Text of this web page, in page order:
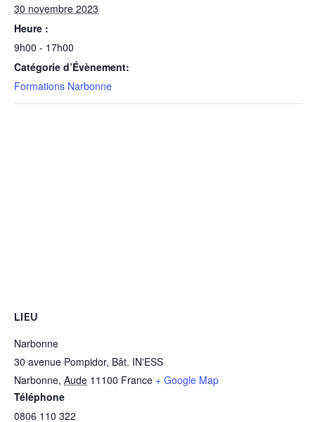
30 novembre 2023
Heure :
9h00 - 17h00
Catégorie d’Évènement:
Formations Narbonne
LIEU
Narbonne
30 avenue Pompidor, Bât. IN'ESS
Narbonne, Aude 11100 France + Google Map
Téléphone
0806 110 322